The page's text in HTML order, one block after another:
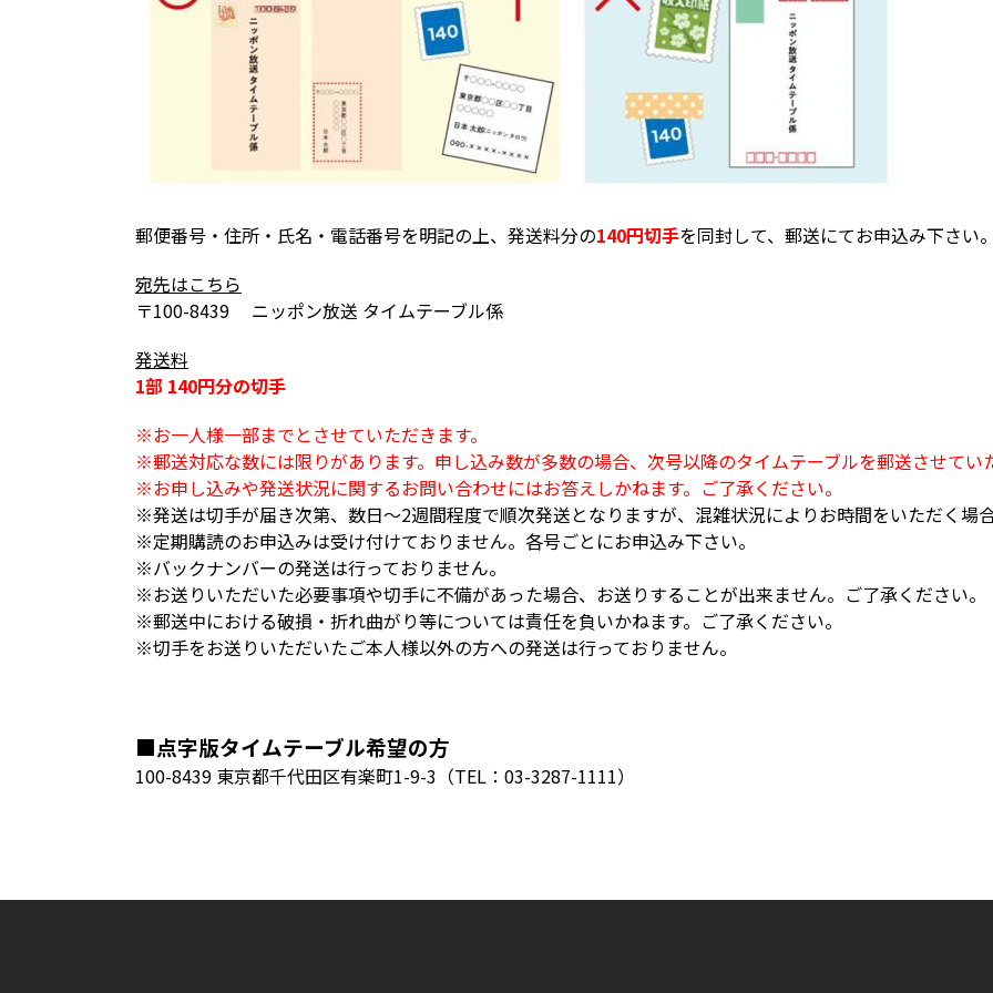
郵便番号・住所・氏名・電話番号を明記の上、発送料分の140円切手を同封して、郵送にてお申込み下さい。
宛先はこちら
〒100-8439 ニッポン放送 タイムテーブル係
発送料
1部 140円分の切手
※お一人様一部までとさせていただきます。
※郵送対応な数には限りがあります。申し込み数が多数の場合、次号以降のタイムテーブルを郵送させてい
※お申し込みや発送状況に関するお問い合わせにはお答えしかねます。ご了承ください。
※発送は切手が届き次第、数日～2週間程度で順次発送となりますが、混雑状況によりお時間をいただく場
※定期購読のお申込みは受け付けておりません。各号ごとにお申込み下さい。
※バックナンバーの発送は行っておりません。
※お送りいただいた必要事項や切手に不備があった場合、お送りすることが出来ません。ご了承ください。
※郵送中における破損・折れ曲がり等については責任を負いかねます。ご了承ください。
※切手をお送りいただいたご本人様以外の方への発送は行っておりません。
■点字版タイムテーブル希望の方
100-8439 東京都千代田区有楽町1-9-3（TEL：03-3287-1111）